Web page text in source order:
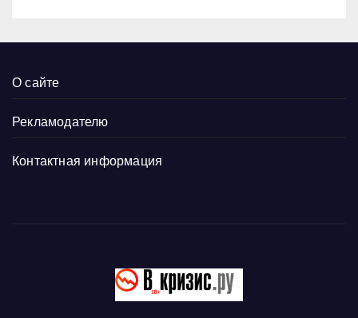
О сайте
Рекламодателю
Контактная информация